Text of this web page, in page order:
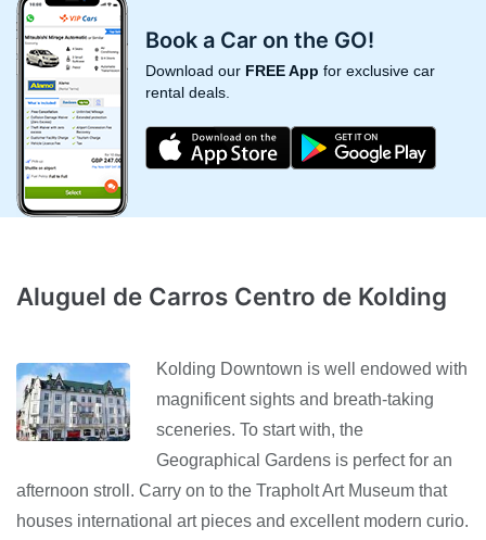
Book a Car on the GO!
Download our FREE App for exclusive car
rental deals.
Aluguel de Carros Centro de Kolding
Kolding Downtown is well endowed with
magnificent sights and breath-taking
sceneries. To start with, the
Geographical Gardens is perfect for an
afternoon stroll. Carry on to the Trapholt Art Museum that
houses international art pieces and excellent modern curio.